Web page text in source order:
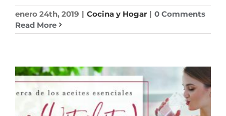
enero 24th, 2019 | Cocina y Hogar | 0 Comments
Read More